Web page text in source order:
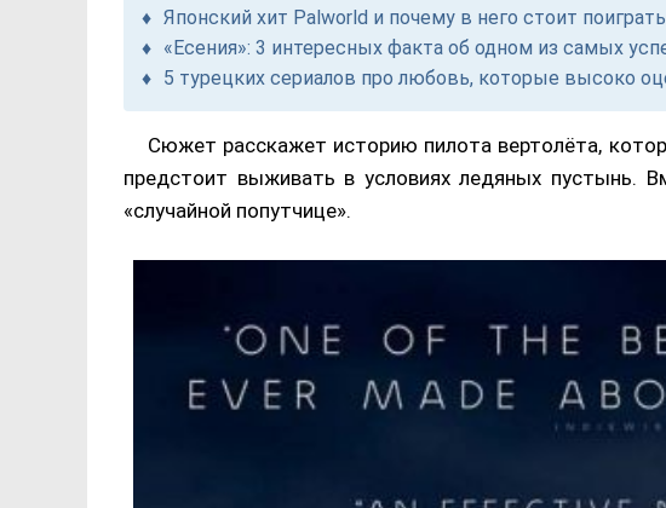
Японский хит Palworld и почему в него стоит поиграть
«Есения»: 3 интересных факта об одном из самых
5 турецких сериалов про любовь, которые высоко
Сюжет расскажет историю пилота вертолёта,
предстоит выживать в условиях ледяных пустынь.
«случайной попутчице».